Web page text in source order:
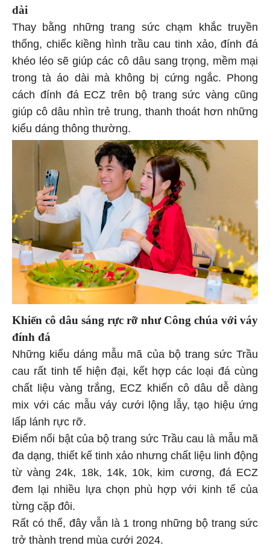
dài
Thay bằng những trang sức chạm khắc truyền
thống, chiếc kiềng hình trầu cau tinh xảo, đính đá
khéo léo sẽ giúp các cô dâu sang trọng, mềm mại
trong tà áo dài mà không bị cứng ngắc. Phong
cách đính đá ECZ trên bộ trang sức vàng cũng
giúp cô dâu nhìn trẻ trung, thanh thoát hơn những
kiểu dáng thông thường.
Khiến cô dâu sáng rực rỡ như Công chúa với váy
đính đá
Những kiểu dáng mẫu mã của bộ trang sức Trầu
cau rất tinh tế hiện đại, kết hợp các loại đá cùng
chất liệu vàng trắng, ECZ khiến cô dâu dễ dàng
mix với các mẫu váy cưới lộng lẫy, tạo hiệu ứng
lấp lánh rực rỡ.
Điểm nổi bật của bộ trang sức Trầu cau là mẫu mã
đa dạng, thiết kế tinh xảo nhưng chất liệu linh động
từ vàng 24k, 18k, 14k, 10k, kim cương, đá ECZ
đem lại nhiều lựa chọn phù hợp với kinh tế của
từng cặp đôi.
Rất có thể, đây vẫn là 1 trong những bộ trang sức
trở thành trend mùa cưới 2024.